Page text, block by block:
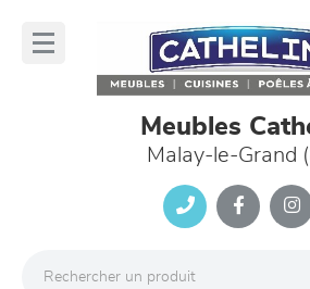
Meubles
Malay-le-Grand